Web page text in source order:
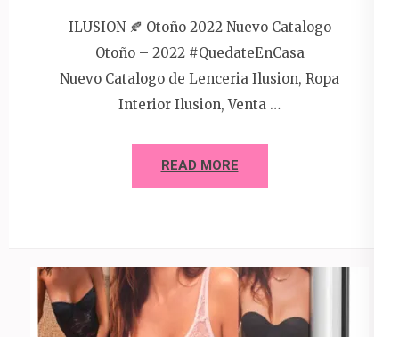
ILUSION 🍂 Otoño 2022 Nuevo Catalogo
Otoño – 2022 #QuedateEnCasa
Nuevo Catalogo de Lenceria Ilusion, Ropa
Interior Ilusion, Venta …
READ MORE